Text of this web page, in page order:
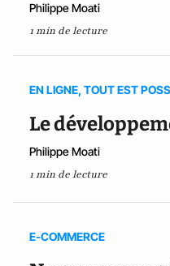
Philippe Moati
1 min de lecture
EN LIGNE, TOUT EST
Le
Philippe Moati
1 min de lecture
E-COMMERCE